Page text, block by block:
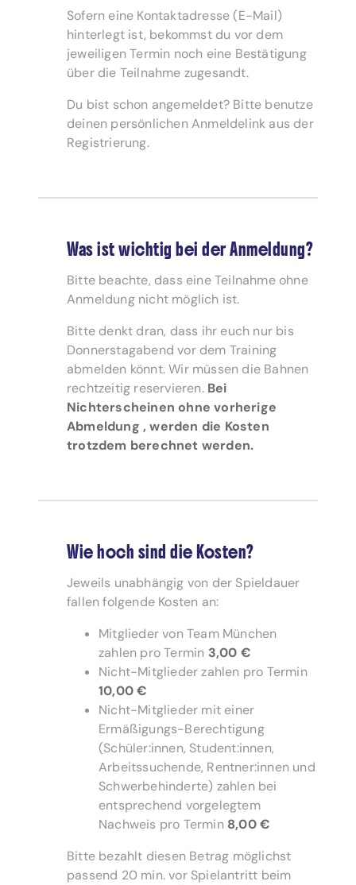
Sofern eine Kontaktadresse (E-Mail)
hinterlegt ist, bekommst du vor dem
jeweiligen Termin noch eine Bestätigung
über die Teilnahme zugesandt.
Du bist schon angemeldet? Bitte benutze
deinen persönlichen Anmeldelink aus der
Registrierung.
Was ist wichtig bei der Anmeldung?
Bitte beachte, dass eine Teilnahme ohne
Anmeldung nicht möglich ist.
Bitte denkt dran, dass ihr euch nur bis
Donnerstagabend vor dem Training
abmelden könnt. Wir müssen die Bahnen
rechtzeitig reservieren. Bei
Nichterscheinen ohne vorherige
Abmeldung , werden die Kosten
trotzdem berechnet werden.
Wie hoch sind die Kosten?
Jeweils unabhängig von der Spieldauer
fallen folgende Kosten an:
Mitglieder von Team München
zahlen pro Termin 3,00 €
Nicht-Mitglieder zahlen pro Termin
10,00 €
Nicht-Mitglieder mit einer
Ermäßigungs-Berechtigung
(Schüler:innen, Student:innen,
Arbeitssuchende, Rentner:innen und
Schwerbehinderte) zahlen bei
entsprechend vorgelegtem
Nachweis pro Termin 8,00 €
Bitte bezahlt diesen Betrag möglichst
passend 20 min. vor Spielantritt beim